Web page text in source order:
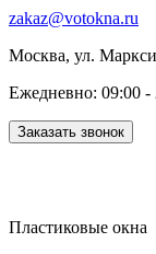
zakaz@votokna.ru
Москва, ул.
Ежедневно: 09:00 -
Заказать звонок
Пластиковые окна